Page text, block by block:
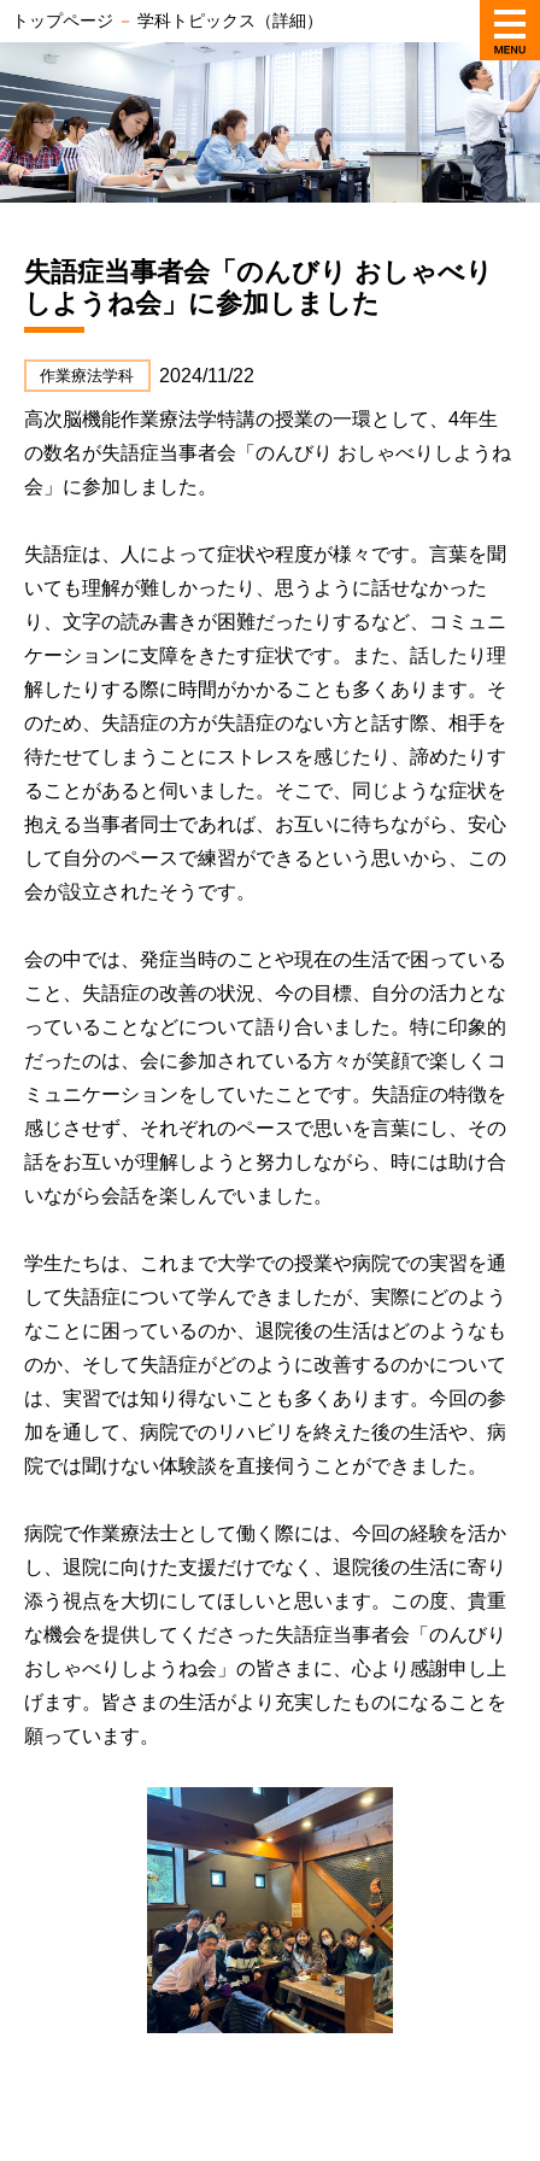
トップページ － 学科トピックス（詳細）
失語症当事者会「のんびり おしゃべり
しようね会」に参加しました
作業療法学科 2024/11/22
高次脳機能作業療法学特講の授業の一環として、4年生
の数名が失語症当事者会「のんびり おしゃべりしようね
会」に参加しました。
失語症は、人によって症状や程度が様々です。言葉を聞
いても理解が難しかったり、思うように話せなかった
り、文字の読み書きが困難だったりするなど、コミュニ
ケーションに支障をきたす症状です。また、話したり理
解したりする際に時間がかかることも多くあります。そ
のため、失語症の方が失語症のない方と話す際、相手を
待たせてしまうことにストレスを感じたり、諦めたりす
ることがあると伺いました。そこで、同じような症状を
抱える当事者同士であれば、お互いに待ちながら、安心
して自分のペースで練習ができるという思いから、この
会が設立されたそうです。
会の中では、発症当時のことや現在の生活で困っている
こと、失語症の改善の状況、今の目標、自分の活力とな
っていることなどについて語り合いました。特に印象的
だったのは、会に参加されている方々が笑顔で楽しくコ
ミュニケーションをしていたことです。失語症の特徴を
感じさせず、それぞれのペースで思いを言葉にし、その
話をお互いが理解しようと努力しながら、時には助け合
いながら会話を楽しんでいました。
学生たちは、これまで大学での授業や病院での実習を通
して失語症について学んできましたが、実際にどのよう
なことに困っているのか、退院後の生活はどのようなも
のか、そして失語症がどのように改善するのかについて
は、実習では知り得ないことも多くあります。今回の参
加を通して、病院でのリハビリを終えた後の生活や、病
院では聞けない体験談を直接伺うことができました。
病院で作業療法士として働く際には、今回の経験を活か
し、退院に向けた支援だけでなく、退院後の生活に寄り
添う視点を大切にしてほしいと思います。この度、貴重
な機会を提供してくださった失語症当事者会「のんびり
おしゃべりしようね会」の皆さまに、心より感謝申し上
げます。皆さまの生活がより充実したものになることを
願っています。